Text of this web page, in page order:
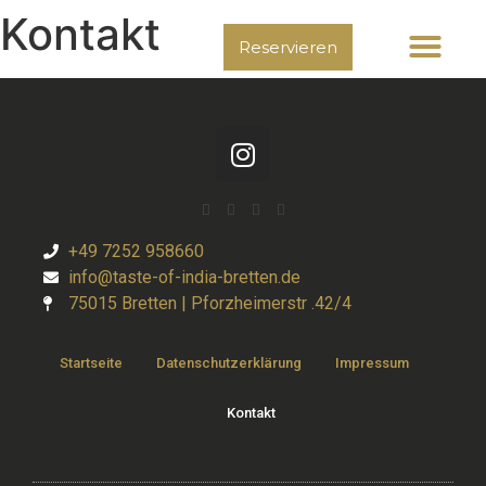
Reservieren
Kontakt
Startseite Datenschutzerklärung Impressum
Kontakt
+49 7252 958660
info@taste-of-india-bretten.de
75015 Bretten | Pforzheimerstr .42/4